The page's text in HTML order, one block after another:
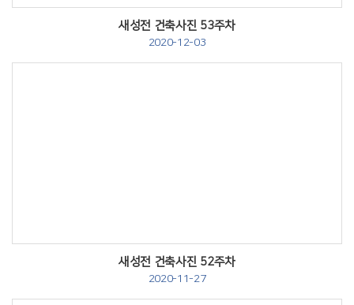
새성전 건축사진 53주차
2020-12-03
새성전 건축사진 52주차
2020-11-27